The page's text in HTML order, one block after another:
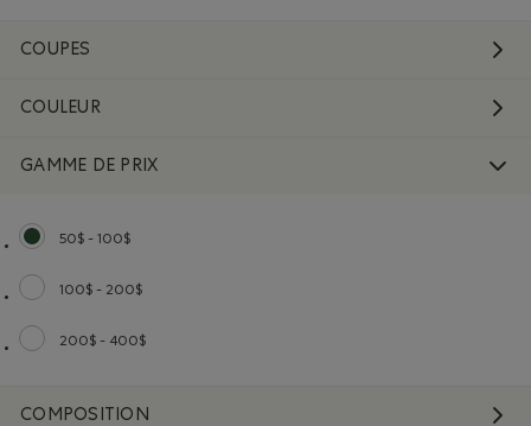
COUPES
COULEUR
GAMME DE PRIX
50$ - 100$
Choisir Classé selon Gamme de prix : 50$ - 100$
100$ - 200$
Classer selon Gamme de prix : 100$ - 200$
200$ - 400$
Classer selon Gamme de prix : 200$ - 400$
COMPOSITION